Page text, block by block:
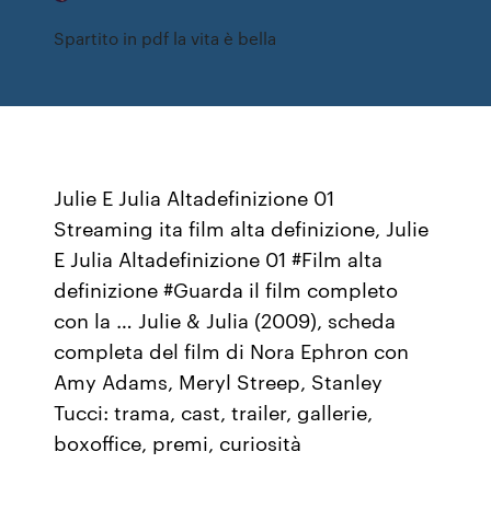
Spartito in pdf la vita è bella
Julie E Julia Altadefinizione 01
Streaming ita film alta definizione, Julie
E Julia Altadefinizione 01 #Film alta
definizione #Guarda il film completo
con la … Julie & Julia (2009), scheda
completa del film di Nora Ephron con
Amy Adams, Meryl Streep, Stanley
Tucci: trama, cast, trailer, gallerie,
boxoffice, premi, curiosità